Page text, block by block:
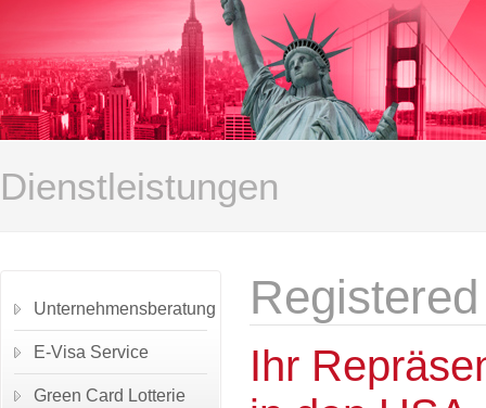
Dienstleistungen
Ihr
Unternehmensberatung
E-Visa Service
Green Card Lotterie